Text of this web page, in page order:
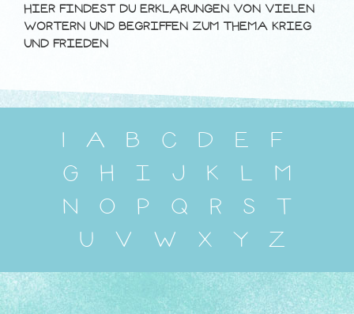
HIER FINDEST DU ERKLÄRUNGEN VON VIELEN
WÖRTERN UND BEGRIFFEN ZUM THEMA KRIEG
UND FRIEDEN
1 A B C D E
F
G
H I J K L
M
N
O P Q R S
T
U
V W X Y Z